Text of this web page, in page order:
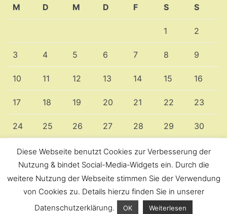
M
D M D F S S
1 2
3 4 5 6 7 8 9
10 11 12 13 14 15 16
17 18 19 20 21 22 23
24 25 26 27 28 29 30
31
« Nov.
Diese Webseite benutzt Cookies zur Verbesserung der
Nutzung & bindet Social-Media-Widgets ein. Durch die
weitere Nutzung der Webseite stimmen Sie der Verwendung
von Cookies zu. Details hierzu finden Sie in unserer
Datenschutzerklärung.
OK Weiterlesen